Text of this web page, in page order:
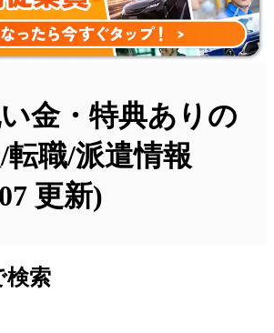
金・特典ありの
職/派遣情報
更新)
検索